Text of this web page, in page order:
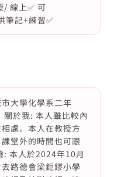
/ 線上✅ 可
筆記+練習✅
大學化學系二年
於我: 本人雖比較內
處。本人在教授方
堂外的時間也可跟
: 本人於2024年10月
路德會梁鉅鏐小學